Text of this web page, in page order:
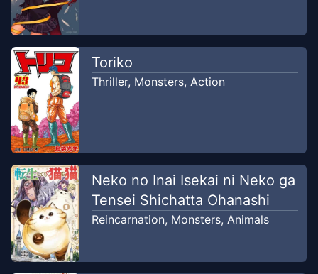
Toriko
Thriller, Monsters, Action
Neko no Inai Isekai ni Neko ga
Tensei Shichatta Ohanashi
Reincarnation, Monsters, Animals